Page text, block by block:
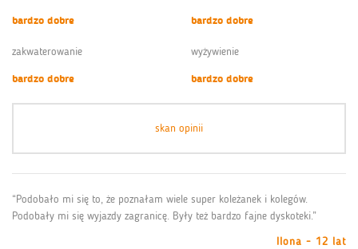
bardzo dobre
bardzo dobre
zakwaterowanie
bardzo dobre
wyżywienie
bardzo dobre
skan opinii
“Podobało mi się to, że poznałam wiele super koleżanek i kolegów.
Podobały mi się wyjazdy zagranicę. Były też bardzo fajne dyskoteki.”
Ilona - 12 lat